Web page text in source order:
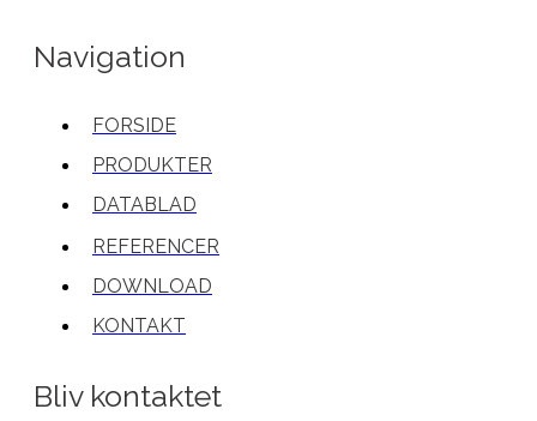
Navigation
FORSIDE
PRODUKTER
DATABLAD
REFERENCER
DOWNLOAD
KONTAKT
Bliv kontaktet